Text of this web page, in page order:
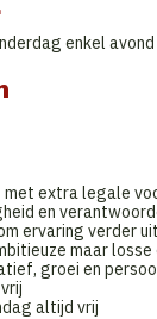
enkel
met extra legale
en
ervaring verder
maar
groei en
altijd vrij